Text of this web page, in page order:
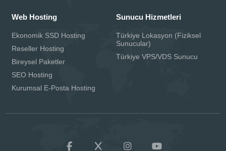
Web Hosting
Ekonomik SSD Hosting
Reseller Hosting
Bireysel Paketler
SEO Hosting
Kurumsal E-Posta Hosting
Sunucu Hizmetleri
Türkiye Lokasyon (Fiziksel
Sunucular)
Türkiye VPS/VDS Sunucu